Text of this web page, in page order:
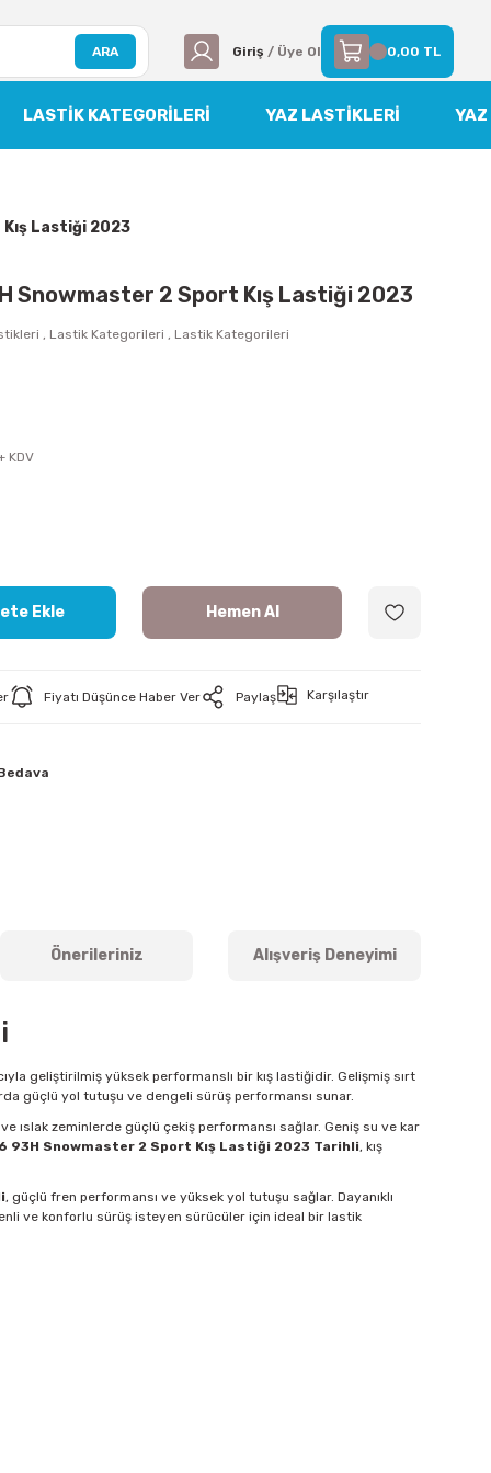
ARA Giriş / Üye Ol 0,00 TL
LASTIK KATEGORILERI YAZ LASTİKLERİ
Lastiği 2023
Snowmaster 2 Sport Kış Lastiği 2023
, Lastik Kategorileri , Lastik Kategorileri
KDV
Ekle Hemen Al
Fiyatı Düşünce Haber Ver Paylaş Karşılaştır
Önerileriniz Alışveriş Deneyimi
geliştirilmiş yüksek performanslı bir kış lastiğidir. Gelişmiş sırt
güçlü yol tutuşu ve dengeli sürüş performansı sunar.
ve ıslak zeminlerde güçlü çekiş performansı sağlar. Geniş su ve kar
93H Snowmaster 2 Sport Kış Lastiği 2023 Tarihli, kış
, güçlü fren performansı ve yüksek yol tutuşu sağlar. Dayanıklı
ve konforlu sürüş isteyen sürücüler için ideal bir lastik